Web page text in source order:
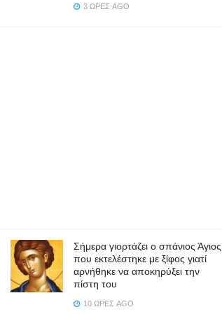
3 ΏΡΕΣ AGO
Σήμερα γιορτάζει ο σπάνιος Άγιος
που εκτελέστηκε με ξίφος γιατί
αρνήθηκε να αποκηρύξει την
πίστη του
10 ΏΡΕΣ AGO